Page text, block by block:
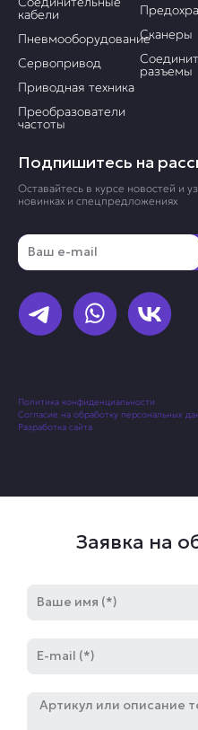
Подпишитесь на
Оставайтесь в курсе новостей и
новинках и спецпредложениях
Email
Политика конфиденциальности
Согласие на обработку персональных
Разработка сайта
кабели
Пневмооборудование
Сервопривод
Приводная техника
Преобразователи
частоты
Сканеры
разъемы
Заявка на
mail
Артикул